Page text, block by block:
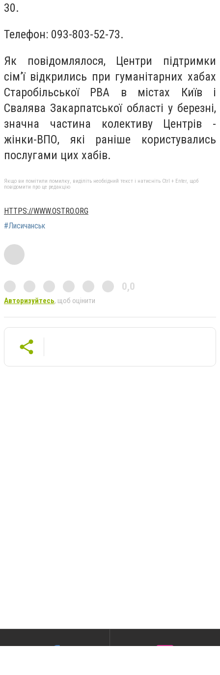
30.
Телефон: 093-803-52-73.
Як повідомлялося, Центри підтримки
сім’ї відкрились при гуманітарних хабах
Старобільської РВА в містах Київ і
Свалява Закарпатської області у березні,
значна частина колективу Центрів -
жінки-ВПО, які раніше користувались
послугами цих хабів.
Якщо ви помітили помилку, виділіть необхідний текст і натисніть Ctrl + Enter, щоб
повідомити про це редакцію
HTTPS://WWW.OSTRO.ORG
#Лисичанськ
0,0
Авторизуйтесь, щоб оцінити